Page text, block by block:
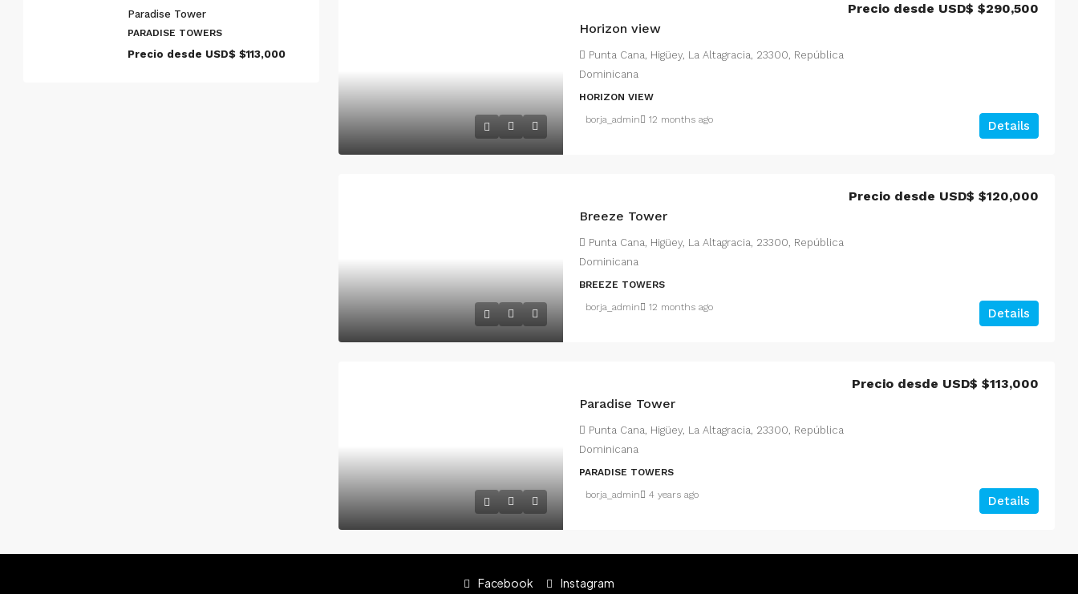
Horizon view
Precio desde USD$ $290,500
Punta Cana, Higüey, La Altagracia, 23300, República
Dominicana
HORIZON VIEW
Details
borja_admin 12 months ago
Breeze Tower
Precio desde USD$ $120,000
Punta Cana, Higüey, La Altagracia, 23300, República
Dominicana
BREEZE TOWERS
Details
borja_admin 12 months ago
Paradise Tower
Precio desde USD$ $113,000
Punta Cana, Higüey, La Altagracia, 23300, República
Dominicana
PARADISE TOWERS
Details
borja_admin 4 years ago
Paradise Tower
PARADISE TOWERS
Precio desde USD$ $113,000
Facebook Instagram